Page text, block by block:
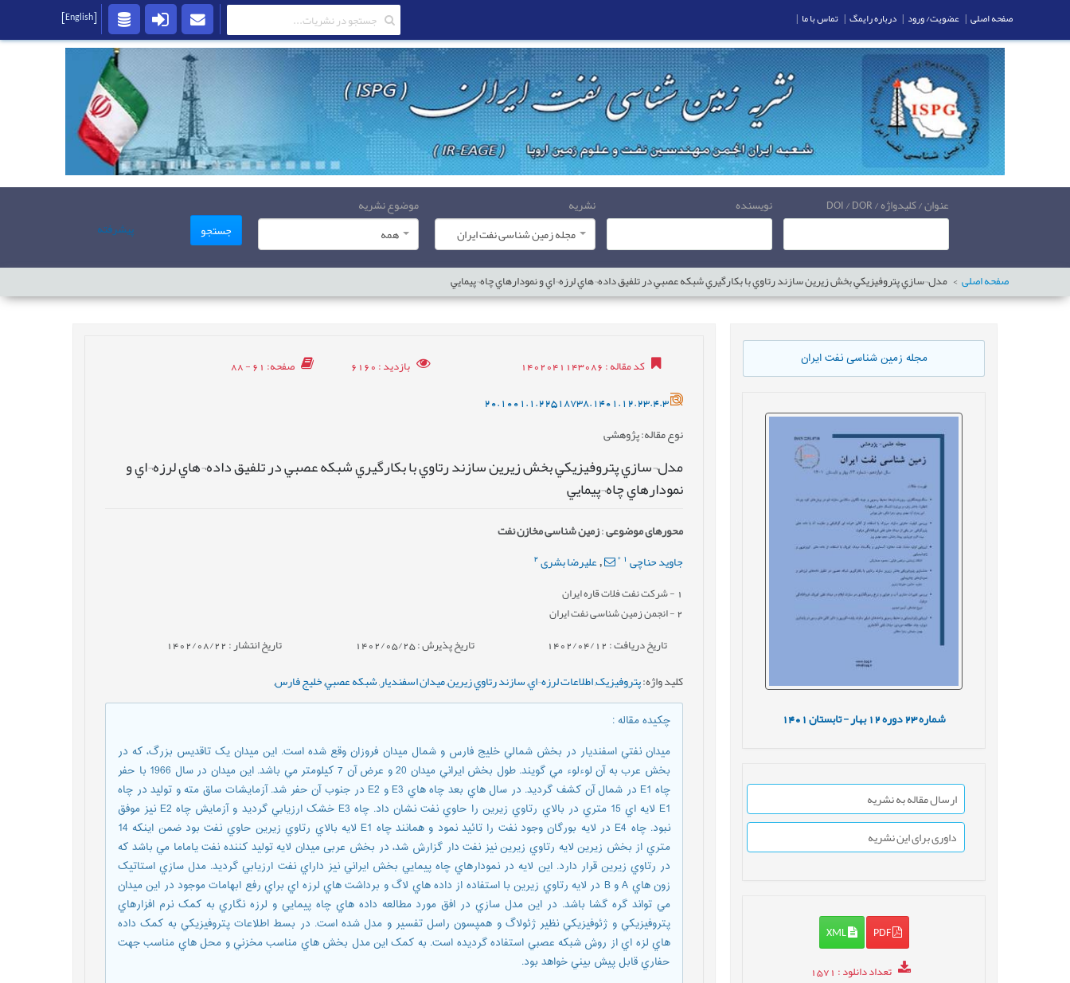
عنوان / کلیدواژه / DOI / DOR نویسنده
نشریه
مجله زمین شناسی نفت ایران
موضوع نشریه
همه
جستجو پیشرفته
صفحه اصلی مدل¬سازي پتروفيزيکي بخش زيرين سازند رتاوي با بکارگيري شبکه عصبي در تلفيق داده¬هاي لرزه¬اي و نمودارهاي چاه¬پيمايي
مجله زمین شناسی نفت ایران
شماره23 دوره بهار - تابستان1401
ارسال مقاله به نشریه
داوری برای این نشریه
PDF
XML
تعداد دانلود: 1571
کد مقاله: 1402041143086 بازدید: 6160 صفحه: 61 - 88
20.1001.1.22518738.1401.12.23.4.3
نوع مقاله: پژوهشی
مدل¬سازي پتروفيزيکي بخش زيرين سازند رتاوي با بکارگيري شبکه عصبي در تلفيق داده¬هاي لرزه¬اي و
نمودارهاي چاه¬پيمايي
محورهای موضوعی:زمین شناسی مخازن نفت
جاوید حناچی 1
*
,علیرضا بشری2
1 - شرکت نفت فلات قاره ایران
2- انجمن زمین شناسی نفت ایران
تاریخ دریافت : 1402/04/12 تاریخ پذیرش : 1402/05/25 تاریخ انتشار : 1402/08/22
کلید واژه:پتروفيزيک,اطلاعات لرزه¬اي,سازند رتاوي زيرين,ميدان اسفنديار,شبکه عصبي,خلیج فارس,
چکیده مقاله:
ميدان نفتي اسفنديار در بخش شمالي خليج فارس و شمال ميدان فروزان وقع شده است. اين ميدان يک تاقديس بزرگ، که در
بخش عرب به آن لوءلوء مي گويند. طول بخش ايراني ميدان 20 و عرض آن 7 کيلومتر مي باشد. اين ميدان در سال 1966 با حفر
چاه E1 در شمال آن کشف گرديد. در سال هاي بعد چاه هاي E3 و E2 در جنوب آن حفر شد. آزمايشات ساق مته و توليد در چاه
E1 لايه اي 15 متري در بالاي رتاوي زيرين را حاوي نفت نشان داد. چاه E3 خشک ارزيابي گرديد و آزمايش چاه E2 نيز موفق
نبود. چاه E4 در لايه بورگان وجود نفت را تائيد نمود و همانند چاه E1 لايه بالاي رتاوي زيرين حاوي نفت بود ضمن اينکه 14
متري از بخش زيرين لايه رتاوي زيرين نيز نفت دار گزارش شد، در بخش عربی ميدان لايه توليد کننده نفت ياماما مي باشد که
در رتاوي زيرين قرار دارد. اين لايه در نمودارهاي چاه پيمايي بخش ايراني نيز داراي نفت ارزيابي گرديد. مدل سازي استاتيک
زون هاي A و B در لايه رتاوي زيرين با استفاده از داده هاي لاگ و برداشت هاي لرزه اي براي رفع ابهامات موجود در اين ميدان
مي تواند گره گشا باشد. در اين مدل سازي در افق مورد مطالعه داده هاي چاه پيمايي و لرزه نگاري به کمک نرم افزارهاي
پتروفيزيکي و ژئوفيزيکي نظير ژئولاگ و همپسون راسل تفسير و مدل شده است. در بسط اطلاعات پتروفيزيکي به کمک داده
هاي لزه اي از روش شبکه عصبي استفاده گرديده است. به کمک اين مدل بخش هاي مناسب مخزني و محل هاي مناسب جهت
حفاري قابل پيش بيني خواهد بود.
صفحه اصلی | عضویت/ ورود | درباره رایمگ | تماس با ما |
[English]